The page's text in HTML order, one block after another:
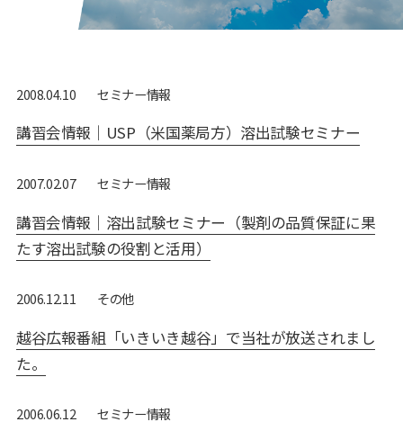
2008.04.10 セミナー情報
講習会情報｜USP（米国薬局方）溶出試験セミナー
2007.02.07 セミナー情報
講習会情報｜溶出試験セミナー（製剤の品質保証に果
たす溶出試験の役割と活用）
2006.12.11 その他
越谷広報番組「いきいき越谷」で当社が放送されまし
た。
2006.06.12 セミナー情報